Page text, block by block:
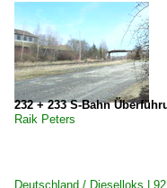
232 + 233 S-Bahn
Raik Peters
Deutschland / Dieselloks |